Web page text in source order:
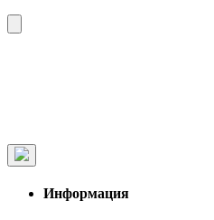
Информация